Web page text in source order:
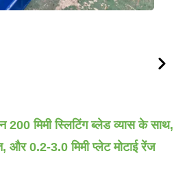
200 मिमी स्लिटिंग ब्लेड व्यास के साथ,
और 0.2-3.0 मिमी प्लेट मोटाई रेंज